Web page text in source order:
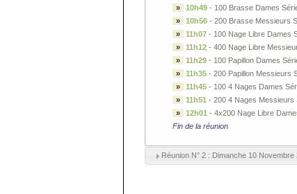
»
10h49- 100 Brasse Dames
»
10h56- 200 Brasse Messieurs
»
11h07- 100 Nage Libre Dames
»
11h12- 400 Nage Libre
»
11h29- 100 Papillon Dames
»
11h35- 200 Papillon Messieurs
»
11h45- 100 4 Nages Dames
»
11h51 - 200 4 Nages Messieurs
»
12h01 - 4x200 Nage Libre
Fin de la réunion
Réunion N° 2 : Dimanche 10 Novembre